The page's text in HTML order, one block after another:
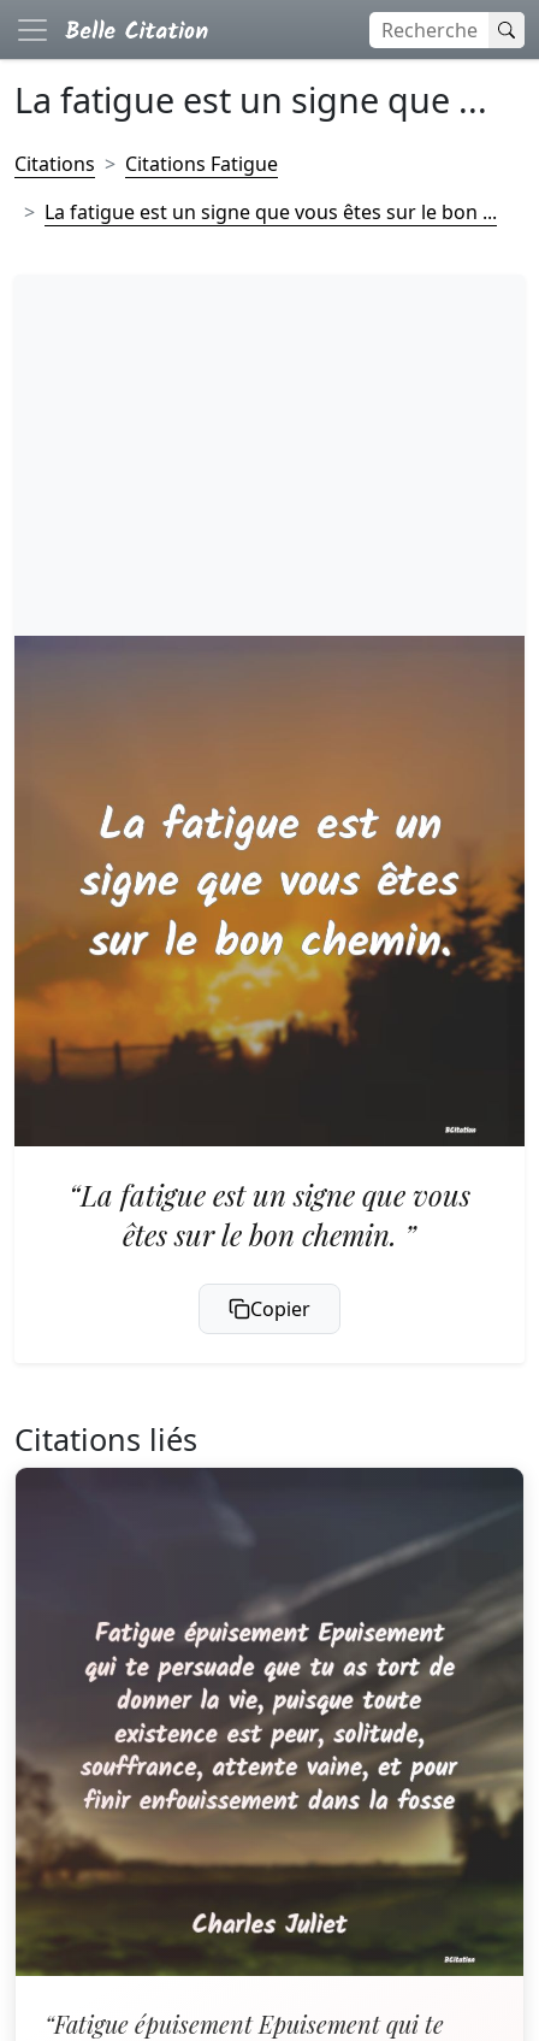
La fatigue est un signe que ...
Citations
Citations Fatigue
La fatigue est un signe que vous êtes sur le bon ...
“La fatigue est un signe que vous
êtes sur le bon chemin. ”
Copier
Citations liés
“Fatigue épuisement Epuisement qui te